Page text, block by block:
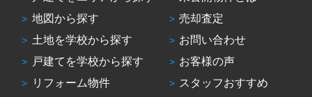
地図から探す
土地を学校から探す
戸建てを学校から探す
リフォーム物件
売却査定
お問い合わせ
お客様の声
スタッフおすすめ